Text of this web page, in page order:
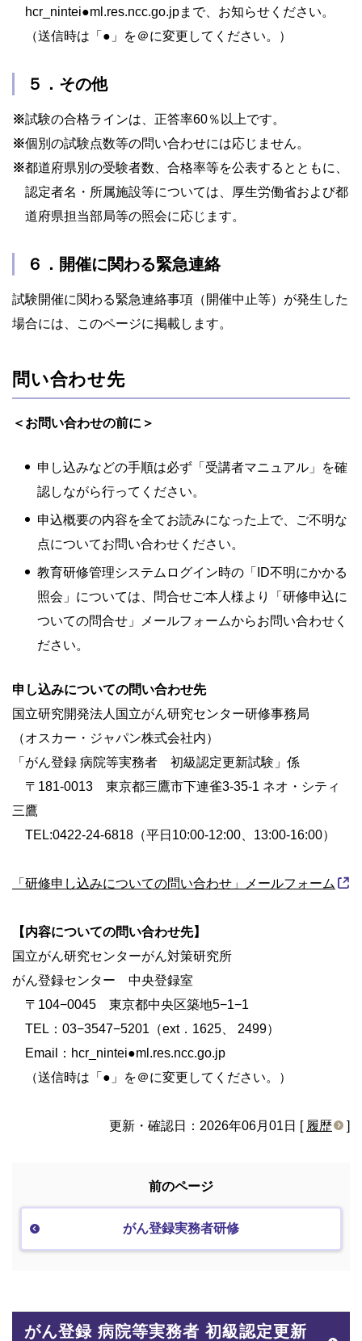
hcr_nintei●ml.res.ncc.go.jpまで、お知らせください。
（送信時は「●」を＠に変更してください。）
５．その他
※試験の合格ラインは、正答率60％以上です。
※個別の試験点数等の問い合わせには応じません。
※都道府県別の受験者数、合格率等を公表するとともに、
認定者名・所属施設等については、厚生労働省および都
道府県担当部局等の照会に応じます。
６．開催に関わる緊急連絡
試験開催に関わる緊急連絡事項（開催中止等）が発生した
場合には、このページに掲載します。
問い合わせ先
＜お問い合わせの前に＞
申し込みなどの手順は必ず「受講者マニュアル」を確
認しながら行ってください。
申込概要の内容を全てお読みになった上で、ご不明な
点についてお問い合わせください。
教育研修管理システムログイン時の「ID不明にかかる
照会」については、問合せご本人様より「研修申込に
ついての問合せ」メールフォームからお問い合わせく
ださい。
申し込みについての問い合わせ先
国立研究開発法人国立がん研究センター研修事務局
（オスカー・ジャパン株式会社内）
「がん登録 病院等実務者 初級認定更新試験」係
〒181-0013 東京都三鷹市下連雀3-35-1 ネオ・シティ
三鷹
TEL:0422-24-6818（平日10:00-12:00、13:00-16:00）
「研修申し込みについての問い合わせ」メールフォーム
【内容についての問い合わせ先】
国立がん研究センターがん対策研究所
がん登録センター 中央登録室
〒104−0045 東京都中央区築地5−1−1
TEL：03−3547−5201（ext．1625、 2499）
Email：hcr_nintei●ml.res.ncc.go.jp
（送信時は「●」を＠に変更してください。）
更新・確認日：2026年06月01日 [ 履歴 ]
前のページ
がん登録実務者研修
がん登録 病院等実務者 初級認定更新